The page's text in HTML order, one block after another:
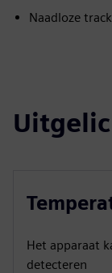
Naadloze
Het apparaat
detecteren